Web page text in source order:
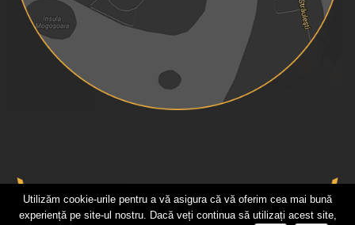
Utilizăm cookie-urile pentru a vă asigura că vă oferim cea mai bună
experiență pe site-ul nostru. Dacă veți continua să utilizați acest site,